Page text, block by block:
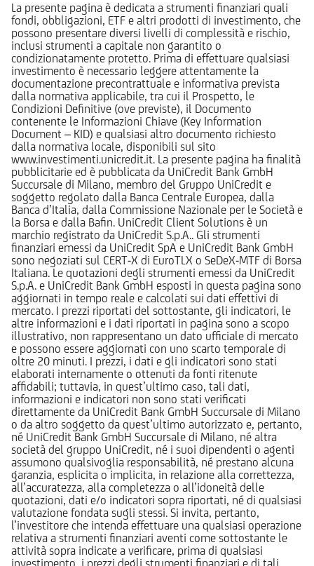
La presente pagina è dedicata a strumenti finanziari quali
fondi, obbligazioni, ETF e altri prodotti di investimento, che
possono presentare diversi livelli di complessità e rischio,
inclusi strumenti a capitale non garantito o
condizionatamente protetto. Prima di effettuare qualsiasi
investimento è necessario leggere attentamente la
documentazione precontrattuale e informativa prevista
dalla normativa applicabile, tra cui il Prospetto, le
Condizioni Definitive (ove previste), il Documento
contenente le Informazioni Chiave (Key Information
Document – KID) e qualsiasi altro documento richiesto
dalla normativa locale, disponibili sul sito
www.investimenti.unicredit.it. La presente pagina ha finalità
pubblicitarie ed è pubblicata da UniCredit Bank GmbH
Succursale di Milano, membro del Gruppo UniCredit e
soggetto regolato dalla Banca Centrale Europea, dalla
Banca d’Italia, dalla Commissione Nazionale per le Società e
la Borsa e dalla Bafin. UniCredit Client Solutions è un
marchio registrato da UniCredit S.p.A.. Gli strumenti
finanziari emessi da UniCredit SpA e UniCredit Bank GmbH
sono negoziati sul CERT-X di EuroTLX o SeDeX-MTF di Borsa
Italiana. Le quotazioni degli strumenti emessi da UniCredit
S.p.A. e UniCredit Bank GmbH esposti in questa pagina sono
aggiornati in tempo reale e calcolati sui dati effettivi di
mercato. I prezzi riportati del sottostante, gli indicatori, le
altre informazioni e i dati riportati in pagina sono a scopo
illustrativo, non rappresentano un dato ufficiale di mercato
e possono essere aggiornati con uno scarto temporale di
oltre 20 minuti. I prezzi, i dati e gli indicatori sono stati
elaborati internamente o ottenuti da fonti ritenute
affidabili; tuttavia, in quest’ultimo caso, tali dati,
informazioni e indicatori non sono stati verificati
direttamente da UniCredit Bank GmbH Succursale di Milano
o da altro soggetto da quest’ultimo autorizzato e, pertanto,
né UniCredit Bank GmbH Succursale di Milano, né altra
società del gruppo UniCredit, né i suoi dipendenti o agenti
assumono qualsivoglia responsabilità, né prestano alcuna
garanzia, esplicita o implicita, in relazione alla correttezza,
all’accuratezza, alla completezza o all’idoneità delle
quotazioni, dati e/o indicatori sopra riportati, né di qualsiasi
valutazione fondata sugli stessi. Si invita, pertanto,
l’investitore che intenda effettuare una qualsiasi operazione
relativa a strumenti finanziari aventi come sottostante le
attività sopra indicate a verificare, prima di qualsiasi